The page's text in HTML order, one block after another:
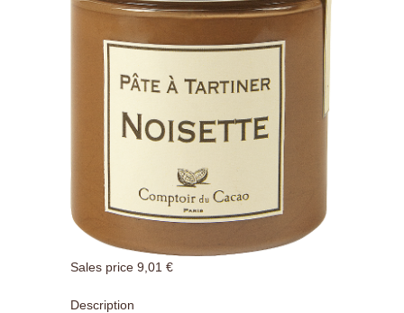
Sales price 9,01 €
Description